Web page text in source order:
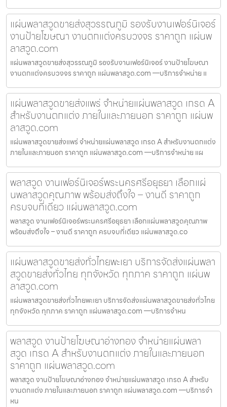
แผ่นพลาสวูดขายส่งสุวรรณภูมิ รองรับงานเฟอร์นิเจอร์
งานป้ายโฆษณา งานตกแต่งครบวงจร ราคาถูก แผ่นพ
ลาสวูด.com
แผ่นพลาสวูดขายส่งสุวรรณภูมิ รองรับงานเฟอร์นิเจอร์ งานป้ายโฆษณา
งานตกแต่งครบวงจร ราคาถูก แผ่นพลาสวูด.com —บริการจำหน่าย แ
แผ่นพลาสวูดขายส่งแพร่ จำหน่ายแผ่นพลาสวูด เกรด A
สำหรับงานตกแต่ง ภายในและภายนอก ราคาถูก แผ่นพ
ลาสวูด.com
แผ่นพลาสวูดขายส่งแพร่ จำหน่ายแผ่นพลาสวูด เกรด A สำหรับงานตกแต่ง
ภายในและภายนอก ราคาถูก แผ่นพลาสวูด.com —บริการจำหน่าย แผ
พลาสวูด งานเฟอร์นิเจอร์พระนครศรีอยุธยา เลือกแผ่
นพลาสวูดคุณภาพ พร้อมส่งถึงใจ – งานดี ราคาถูก
ครบจบที่เดียว แผ่นพลาสวูด.com
พลาสวูด งานเฟอร์นิเจอร์พระนครศรีอยุธยา เลือกแผ่นพลาสวูดคุณภาพ
พร้อมส่งถึงใจ – งานดี ราคาถูก ครบจบที่เดียว แผ่นพลาสวูด.co
แผ่นพลาสวูดขายส่งทั่วไทยพะเยา บริการจัดส่งแผ่นพลา
สวูดขายส่งทั่วไทย ทุกจังหวัด ทุกภาค ราคาถูก แผ่นพ
ลาสวูด.com
แผ่นพลาสวูดขายส่งทั่วไทยพะเยา บริการจัดส่งแผ่นพลาสวูดขายส่งทั่วไทย
ทุกจังหวัด ทุกภาค ราคาถูก แผ่นพลาสวูด.com —บริการจำหน
พลาสวูด งานป้ายโฆษณาอ่างทอง จำหน่ายแผ่นพลา
สวูด เกรด A สำหรับงานตกแต่ง ภายในและภายนอก
ราคาถูก แผ่นพลาสวูด.com
พลาสวูด งานป้ายโฆษณาอ่างทอง จำหน่ายแผ่นพลาสวูด เกรด A สำหรับ
งานตกแต่ง ภายในและภายนอก ราคาถูก แผ่นพลาสวูด.com —บริการจำ
หน